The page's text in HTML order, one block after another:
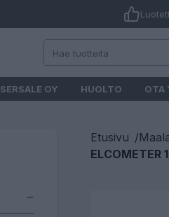
SERSALE OY HUOLTO OTA
Etusivu /
ELCOMETER